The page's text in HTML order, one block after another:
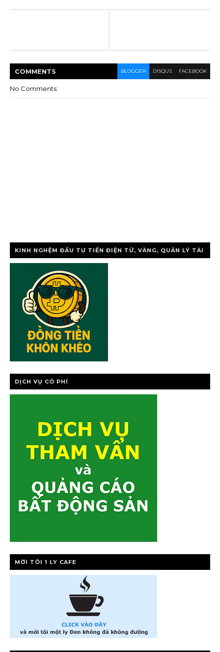
COMMENTS BLOGGER DISQUS FACEBOOK
No Comments:
KINH NGHỆM ĐẦU TƯ TIỀN ĐIỆN TỬ, VÀNG, QUẢN LÝ TÀI
DỊCH VỤ CÓ PHÍ
MỜI TÔI 1 LY CAFE